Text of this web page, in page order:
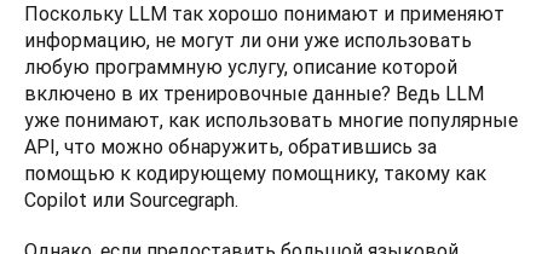
Поскольку LLM так хорошо понимают и применяют
информацию, не могут ли они уже использовать
любую программную услугу, описание которой
включено в их тренировочные данные? Ведь LLM
уже понимают, как использовать многие популярные
API, что можно обнаружить, обратившись за
помощью к кодирующему помощнику, такому как
Copilot или Sourcegraph.